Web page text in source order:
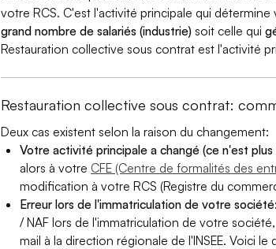
votre RCS. C'est l'activité principale qui
grand nombre de salariés (industrie) soit celle qui
Restauration collective sous contrat est l'activité
Restauration collective sous contrat:
Deux cas existent selon la raison du changement:
Votre activité principale a changé (ce n'est
alors à votre CFE (Centre de formalités des
modification à votre RCS (Registre du
Erreur lors de l'immatriculation de votre
/ NAF lors de l'immatriculation de votre
mail à la direction régionale de l'INSEE. Voici